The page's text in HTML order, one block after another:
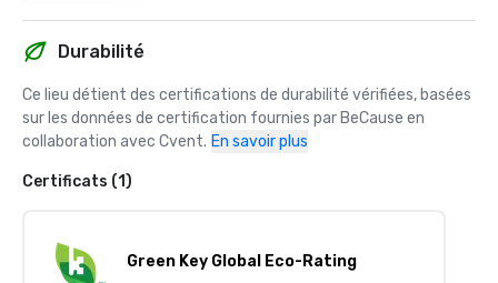
Durabilité
Ce lieu détient des certifications de durabilité vérifiées, basées
sur les données de certification fournies par BeCause en
collaboration avec Cvent. En savoir plus
Certificats (1)
Green Key Global Eco-Rating